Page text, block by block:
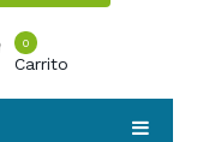
0
Carrito